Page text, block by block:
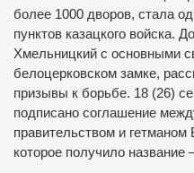
более 1000 дворов, стала
пунктов казацкого войска.
Хмельницкий с основными
белоцерковском замке,
призывы к борьбе. 18 (26)
подписано соглашение
правительством и
которое получило